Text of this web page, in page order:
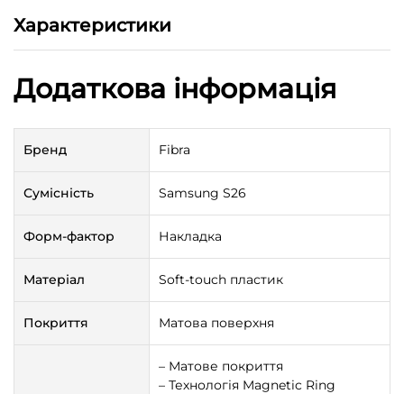
Характеристики
Додаткова інформація
Бренд Fibra
Сумісність Samsung S26
Форм-фактор Накладка
Матеріал Soft-touch пластик
Покриття Матова поверхня
– Матове покриття
– Технологія Magnetic Ring